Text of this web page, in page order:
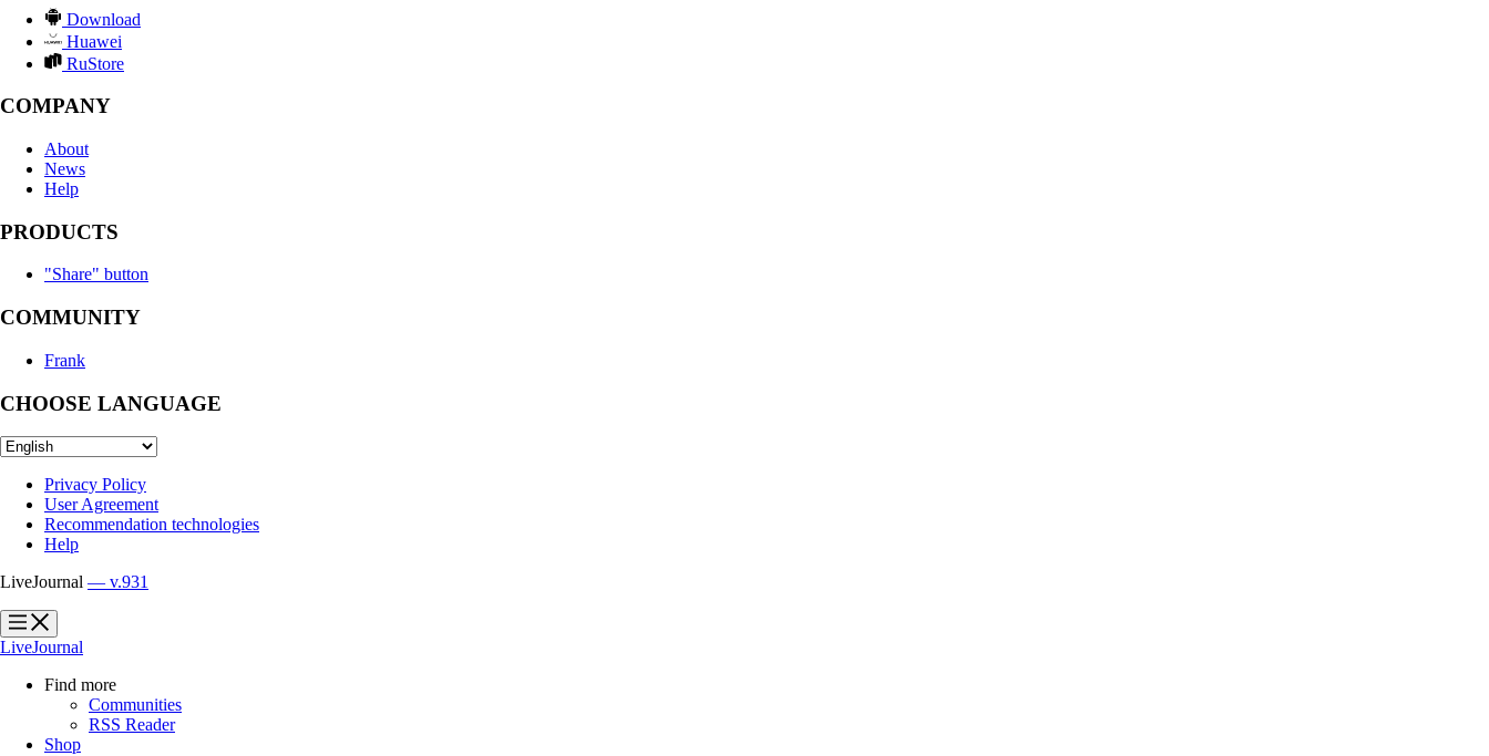
Download
Huawei
RuStore
COMPANY
About
News
Help
PRODUCTS
"Share" button
COMMUNITY
Frank
CHOOSE LANGUAGE
Privacy Policy
User Agreement
Recommendation technologies
Help
LiveJournal — v.931
?
?
LiveJournal
Find more
Communities
RSS Reader
Shop